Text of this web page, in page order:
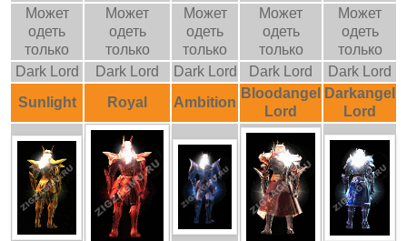
Может
одеть
только
Может
одеть
только
Может
одеть
только
Может
одеть
только
Может
одеть
только
Dark Lord
Dark Lord Dark Lord Dark Lord
Dark Lord
Sunlight
Royal Ambition
Bloodangel
Lord
Darkangel
Lord